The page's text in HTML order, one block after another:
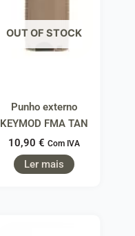
OUT OF STOCK
Punho externo
KEYMOD FMA TAN
10,90 € Com IVA
Ler mais